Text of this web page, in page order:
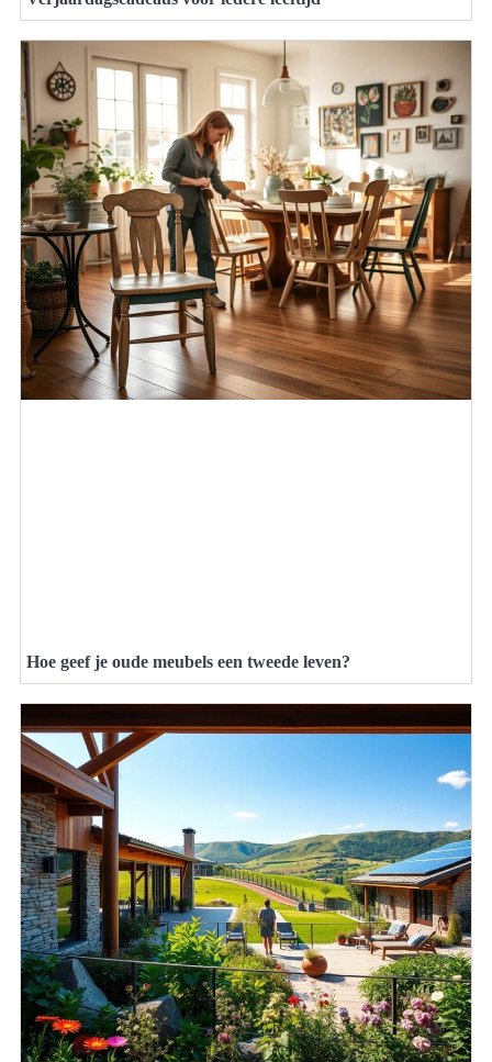
Hoe geef je oude meubels een tweede leven?